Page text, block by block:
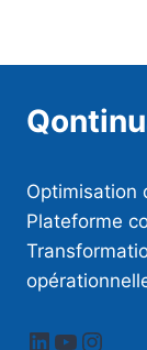
Optimisation
Plateforme
LinkedIn
YouTube